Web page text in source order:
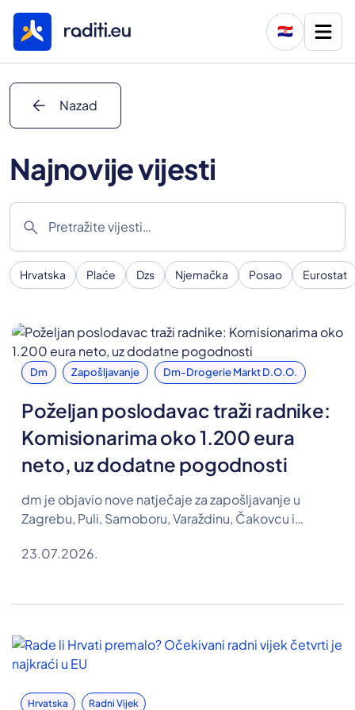
🇭🇷
arrow_back Nazad
Najnovije vijesti
search
Hrvatska Plaće Dzs Njemačka Posao Eurostat
Dm Zapošljavanje Dm-Drogerie Markt D.o.o.
Poželjan poslodavac traži radnike:
Komisionarima oko 1.200 eura
neto, uz dodatne pogodnosti
dm je objavio nove natječaje za zapošljavanje u
Zagrebu, Puli, Samoboru, Varaždinu, Čakovcu i
farmaceutskog tehničara te referenta u Odjelu
23.07.2026.
Hrvatska Radni Vijek